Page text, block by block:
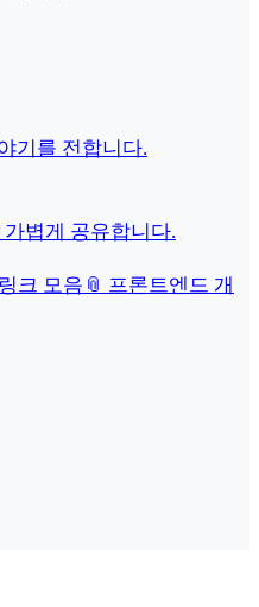
기를 전합니다.
볍게 공유합니다.
크 모음 📎 프론트엔드 개